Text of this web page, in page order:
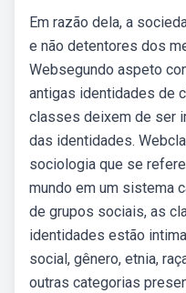
Em razão dela, a
e não detentores dos
Websegundo aspeto
antigas identidades de
classes deixem de ser
das identidades.
sociologia que se
mundo em um sistema
de grupos sociais, as
identidades estão
social, gênero, etnia,
outras categorias